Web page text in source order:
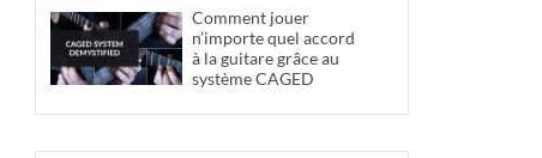
Comment jouer
n’importe quel accord
à la guitare grâce au
système CAGED